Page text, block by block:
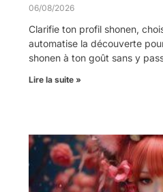
06/08/2026
Clarifie ton profil shonen,
automatise la découverte
shonen à ton goût sans y
Lire la suite »